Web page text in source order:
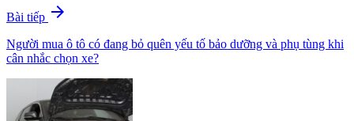
Bài tiếp arrow_forward
Người mua ô tô có đang bỏ quên yếu tố bảo dưỡng và phụ tùng khi
cân nhắc chọn xe?